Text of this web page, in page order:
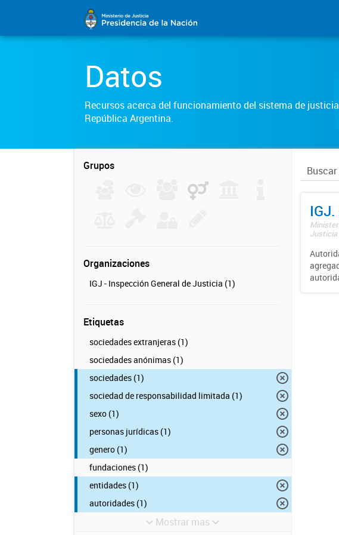
Datos
Recursos acerca del funcionamiento del sistema de
República Argentina.
Grupos
Organizaciones
IGJ - Inspección General de Justicia (1)
Etiquetas
sociedades extranjeras (1)
sociedades anónimas (1)
sociedades (1)
sociedad de responsabilidad limitada (1)
sexo (1)
personas jurídicas (1)
genero (1)
fundaciones (1)
entidades (1)
autoridades (1)
Mostrar mas
Justicia